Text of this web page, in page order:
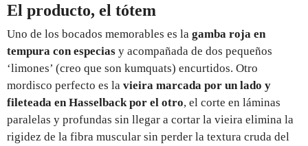
El producto, el tótem
Uno de los bocados memorables es la gamba roja en
tempura con especias y acompañada de dos pequeños
‘limones’ (creo que son kumquats) encurtidos. Otro
mordisco perfecto es la vieira marcada por un lado y
fileteada en Hasselback por el otro, el corte en láminas
paralelas y profundas sin llegar a cortar la vieira elimina la
rigidez de la fibra muscular sin perder la textura cruda del